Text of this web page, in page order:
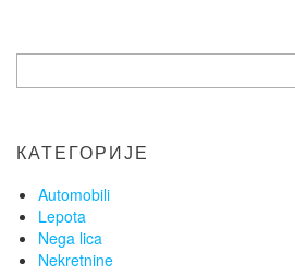
за:
КАТЕГОРИЈЕ
Automobili
Lepota
Nega lica
Nekretnine